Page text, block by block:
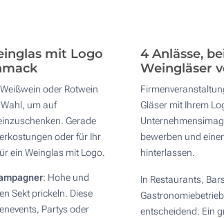
mit Logo
oder Rotwein
um auf
Gerade
oder für Ihr
ein Weinglas mit Logo.
: Hohe und
Sekt prickeln. Diese
Partys oder
4 Anlässe,
Weingläser
Gläser mit Ihrem
bewerben und
hinterlassen.
In Restaurants,
entscheidend. Ein